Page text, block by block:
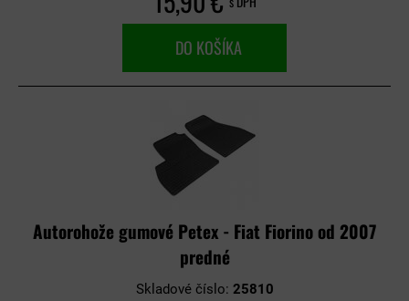
DO KOŠÍKA
Autorohože gumové Petex - Fiat Fiorino od 2007
predné
Skladové číslo: 25810